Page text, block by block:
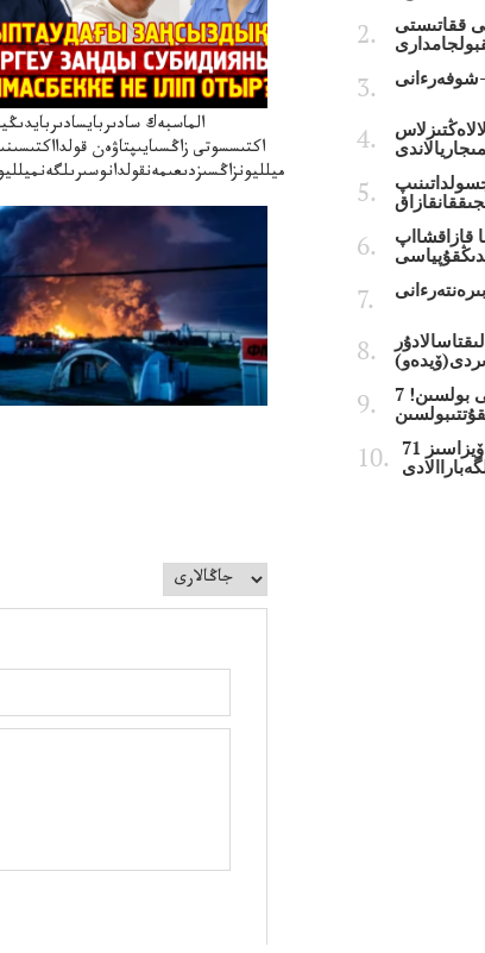
الماسبەك
اكتىسسوتى زاڭسىايىپتاۋەن
ققاتىستى
قازاقشااپ
7 مامىر - وتان وتاناۋشىلقورعاۋشىلارتى بولسىن!
قازاقستاندىقتار ۆيزاسىز 71